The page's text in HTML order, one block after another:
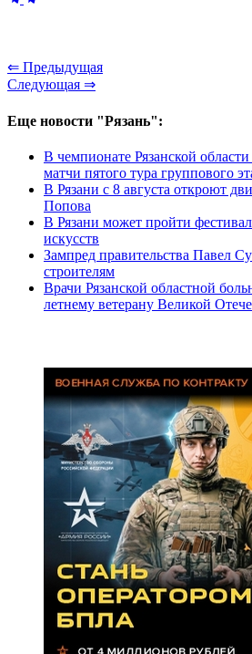
⇐ Предыдущая
Следующая ⇒
Еще новости "Рязань":
В чемпионате Рязанской
матчи пятого тура группового
В Рязани с 8 августа откроют
Попова
В Рязани может пройти
искусств
Зампред правительства Павел
строителям
Врачи Рязанской областной
летнему ветерану Великой